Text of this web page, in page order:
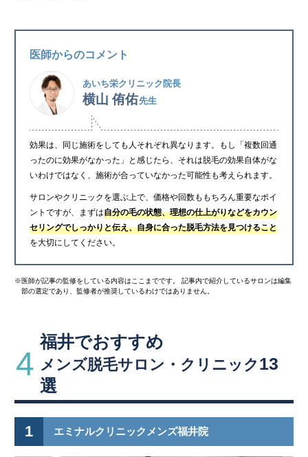
医師からのコメント
あいち栄クリニック院長
横山 侑佑先生
効果は、同じ施術をしても人それぞれ異なります。もし「複数回通
ったのに効果がなかった」と感じたら、それは脱毛の効果自体がな
いわけではなく、施術が合っていなかった可能性も考えられます。
サロンやクリニックを選ぶ上で、価格や回数ももちろん重要なポイ
ントですが、まずは自分の毛の状態、理想の仕上がりなどをカウン
セリングでしっかりと伝え、自身に合った脱毛方法を見つけること
を大切にしてください。
※医師が記事の監修をしている内容はここまでです。 記事内で紹介しているサロンは編集
部の選定であり、監修者が推奨しているわけではありません。
4
福井でおすすめ
メンズ脱毛サロン・クリニック 13
選
1 エミナルクリニックメンズ福井院